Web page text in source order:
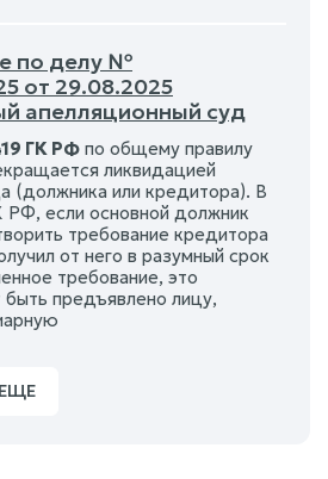
по делу №
от 29.08.2025
апелляционный суд
ГК РФ по общему правилу
ликвидацией
(должника или кредитора). В
РФ, если основной должник
требование кредитора
от него в разумный срок
требование, это
предъявлено лицу,